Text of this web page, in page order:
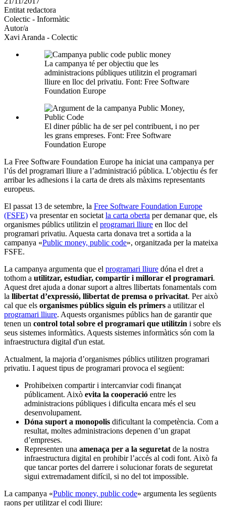
altres
xarxes
socials
Entitat redactora
Colectic - Informàtic
Autor/a
Xavi Aranda - Colectic
La campanya té per objectiu que les
administracions públiques utilitzin el programari
lliure en lloc del privatiu. Font: Free Software
Foundation Europe
El diner públic ha de ser pel contribuent, i no per
les grans empreses. Font: Free Software
Foundation Europe
La Free Software Foundation Europe ha iniciat una campanya per
l’ús del programari lliure a l’administració pública. L’objectiu és fer
arribar les adhesions i la carta de drets als màxims representants
europeus.
El passat 13 de setembre, la Free Software Foundation Europe
(FSFE) va presentar en societatla carta oberta per demanar que, els
organismes públics utilitzin el programari lliure en lloc del
programari privatiu. Aquesta carta donava tret a sortida a la
campanya «Public money, public code», organitzada per la mateixa
FSFE.
La campanya argumenta que el programari lliure dóna el dret a
tothom a utilitzar, estudiar, compartir i millorar el programari.
Aquest dret ajuda a donar suport a altres llibertats fonamentals com
la llibertat d’expressió, llibertat de premsa o privacitat. Per això
cal que els organismes públics siguin els primers a utilitzar el
programari lliure. Aquests organismes públics han de garantir que
tenen un control total sobre el programari que utilitzin i sobre els
seus sistemes informàtics. Aquests sistemes informàtics són com la
infraestructura digital d'un estat.
Actualment, la majoria d’organismes públics utilitzen programari
privatiu. I aquest tipus de programari provoca el següent:
Prohibeixen compartir i intercanviar codi finançat
públicament. Això evita la cooperació entre les
administracions públiques i dificulta encara més el seu
desenvolupament.
Dóna suport a monopolis dificultant la competència. Com a
resultat, moltes administracions depenen d’un grapat
d’empreses.
Representen una amenaça per a la seguretatde la nostra
infraestructura digital en prohibir l’accés al codi font. Això fa
que tancar portes del darrere i solucionar forats de seguretat
sigui extremadament difícil, si no del tot impossible.
La campanya «Public money, public code» argumenta les següents
raons per utilitzar el codi lliure: